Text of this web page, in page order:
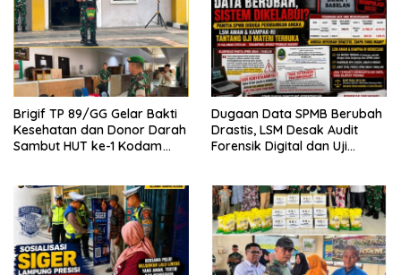
Brigif TP 89/GG Gelar Bakti
Kesehatan dan Donor Darah
Sambut HUT ke-1 Kodam
Dugaan Data SPMB Berubah
Drastis, LSM Desak Audit
Forensik Digital dan Uji